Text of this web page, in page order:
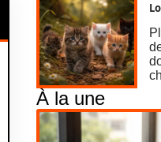
À la une